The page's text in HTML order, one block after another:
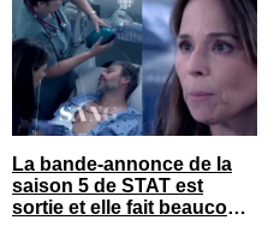
La bande-annonce de la
saison 5 de STAT est
sortie et elle fait beaucoup